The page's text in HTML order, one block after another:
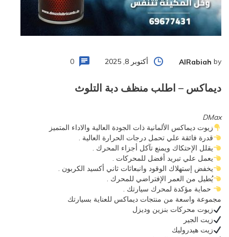
by
AlRabiah أكتوبر 8, 2025 0
ديماكس – اطلب منظف دبة التلوث
DMax
زيوت ديماكس الألمانية ذات الجودة العالية والاداء المتميز
قدرة فائقة علي تحمل درجات الحرارة العالية .
يقلل الإحتكاك ويمنع تآكل أجزاء المحرك .
يعمل علي تبريد أفضل للمحركات .
يخفض إستهلاك الوقود وانبعاثات ثاني أكسيد الكربون .
يُطيل من العمر الإفتراضي للمحرك .
حماية مؤكدة لمحرك سيارتك .
مجموعة واسعة من منتجات ديماكس للعناية بسيارتك
زيوت محركات بنزين وديزل
زيت الجير
زيت هيدروليك